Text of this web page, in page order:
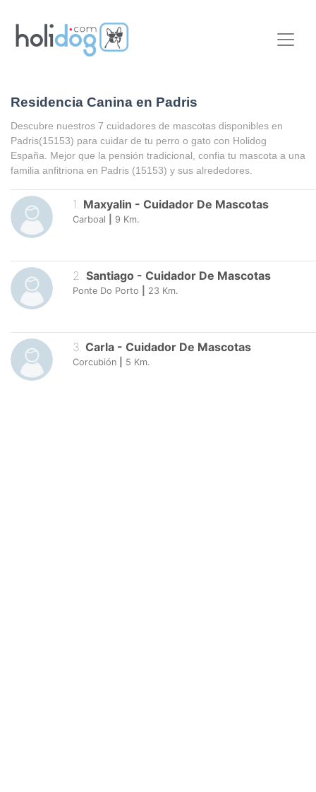
Residencia Canina en Padris
Descubre nuestros 7 cuidadores de mascotas disponibles en
Padris(15153) para cuidar de tu perro o gato con Holidog
España. Mejor que la pensión tradicional, confia tu mascota a una
familia anfitriona en Padris (15153) y sus alrededores.
1 Maxyalin - Cuidador De Mascotas
Carboal 9 Km.
2. Santiago - Cuidador De Mascotas
Ponte Do Porto 23 Km.
3. Carla - Cuidador De Mascotas
Corcubión 5 Km.